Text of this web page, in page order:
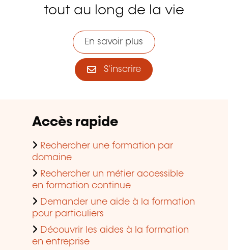
tout au long de la vie
En savoir plus
S'inscrire
Accès rapide
Rechercher une formation par
domaine
Rechercher un métier accessible
en formation continue
Demander une aide à la formation
pour particuliers
Découvrir les aides à la formation
en entreprise